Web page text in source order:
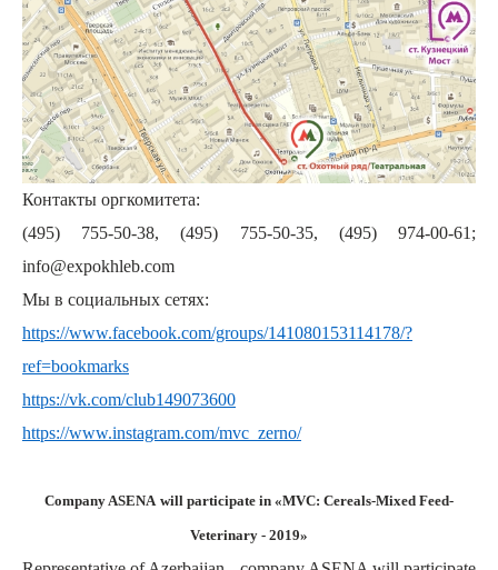
Контакты оргкомитета:
(495) 755-50-38, (495) 755-50-35, (495) 974-00-61;
info@expokhleb.com
Мы в социальных сетях:
https://www.facebook.com/groups/141080153114178/?
ref=bookmarks
https://vk.com/club149073600
https://www.instagram.com/mvc_zerno/
Company ASENA will participate in «MVC: Cereals-Mixed Feed-
Veterinary - 2019»